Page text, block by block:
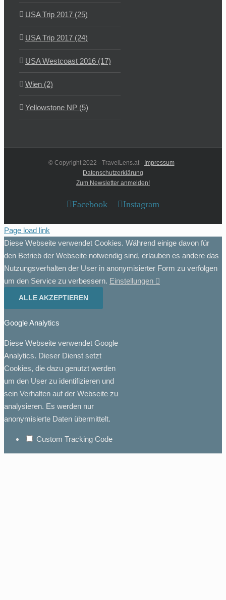
USA Trip 2017 (25)
USA Trip 2017 (24)
USA Westcoast 2016 (17)
Wien (2)
Yellowstone NP (5)
© Copyright 2022 - TravelLens.at - Impressum-
Datenschutzerklärung
Zum Newsletter anmelden!
Facebook Instagram
Page load link
Diese Webseite verwendet Cookies. Während einige davon für
den Betrieb der Webseite notwendig sind, erlauben es andere das
Nutzungsverhalten der User in anonymisierter Form zu verfolgen
um den Service zu verbessern. Einstellungen
ALLE AKZEPTIEREN
Google Analytics
Diese Webseite verwendet Google
Analytics. Dieser Dienst setzt
Cookies, die dazu genutzt werden
um den User zu identifizieren und
sein Verhalten auf der Webseite zu
analysieren. Es werden nur
anonymisierte Daten übermittelt.
Custom Tracking Code